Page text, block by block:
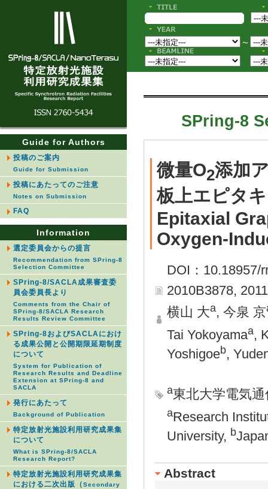
Guide for Authors
投稿のご案内
Guide for Submission
投稿にあたってのご注意
Notes on Submission
FAQ
Information
選定委員会からの提言
Recommendation from SPring-8
Selection Committee
SPring-8/SACLA成果審査委
員会委員長より
Comments from the Chair of
SPring-8/SACLA Research
Results Review Committee
SPring-8およびSACLAにおけ
る成果公開と公開期限延期制度
について
System for Publication of
Research Results and Deadline
Extension at SPring-8 and
SACLA
発行にあたって
Background of Publication
特定放射光施設利用研究成果集
について
What is SPring-8/SACLA
Research Report?
特定放射光施設利用研究成果集
における二次出版（Secondary
〜
SPring-8
微量O2添加
板上エピタ
Epitaxial
Oxygen-
DOI：10.18957/
2010B3878,
横山 大a, 今泉 京
Tai Yokoyamaa,
Yoshigoeb,
a東北大学電気
aResearch
University, b
Abstract